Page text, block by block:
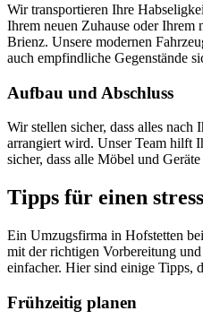
Wir transportieren Ihre
Ihrem neuen Zuhause oder Ihrem
Brienz. Unsere modernen
auch empfindliche Gegenstände
Aufbau und Abschluss
Wir stellen sicher, dass alles nach
arrangiert wird. Unser Team hilft
sicher, dass alle Möbel und
Tipps für einen
Ein Umzugsfirma in Hofstetten
mit der richtigen Vorbereitung
einfacher. Hier sind einige Tipps,
Frühzeitig planen